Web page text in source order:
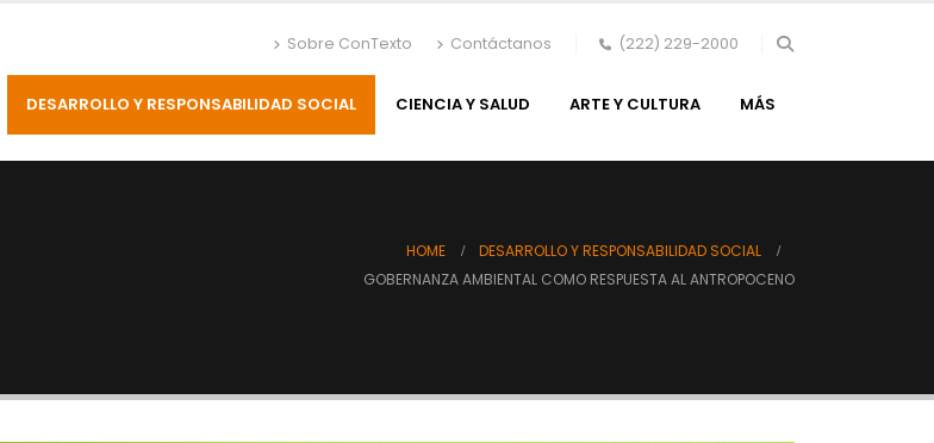
Sobre ConTexto Contáctanos (222) 229-2000
DESARROLLO Y RESPONSABILIDAD SOCIAL CIENCIA Y SALUD ARTE Y CULTURA MÁS
HOME
DESARROLLO Y RESPONSABILIDAD SOCIAL
GOBERNANZA AMBIENTAL COMO RESPUESTA AL ANTROPOCENO